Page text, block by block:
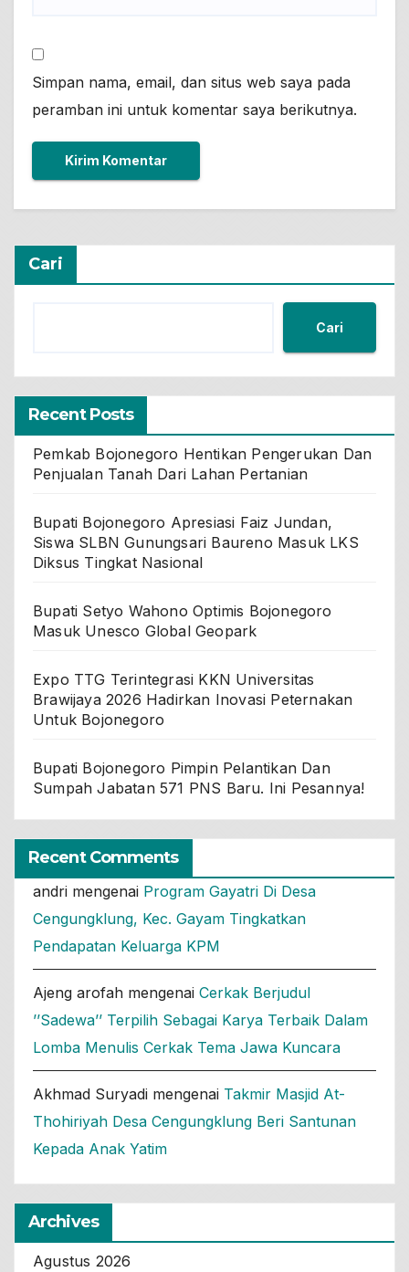
Simpan nama, email, dan situs web saya pada
peramban ini untuk komentar saya berikutnya.
Cari
Cari
Recent Posts
Pemkab Bojonegoro Hentikan Pengerukan Dan
Penjualan Tanah Dari Lahan Pertanian
Bupati Bojonegoro Apresiasi Faiz Jundan,
Siswa SLBN Gunungsari Baureno Masuk LKS
Diksus Tingkat Nasional
Bupati Setyo Wahono Optimis Bojonegoro
Masuk Unesco Global Geopark
Expo TTG Terintegrasi KKN Universitas
Brawijaya 2026 Hadirkan Inovasi Peternakan
Untuk Bojonegoro
Bupati Bojonegoro Pimpin Pelantikan Dan
Sumpah Jabatan 571 PNS Baru. Ini Pesannya!
Recent Comments
andri mengenai Program Gayatri Di Desa
Cengungklung, Kec. Gayam Tingkatkan
Pendapatan Keluarga KPM
Ajeng arofah mengenai Cerkak Berjudul
’’Sadewa’’ Terpilih Sebagai Karya Terbaik Dalam
Lomba Menulis Cerkak Tema Jawa Kuncara
Akhmad Suryadi mengenai Takmir Masjid At-
Thohiriyah Desa Cengungklung Beri Santunan
Kepada Anak Yatim
Archives
Agustus 2026